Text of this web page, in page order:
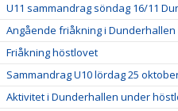
U11 sammandrag söndag 16/11
Angående friåkning i
Friåkning höstlovet
Sammandrag U10 lördag 25
Aktivitet i Dunderhallen under